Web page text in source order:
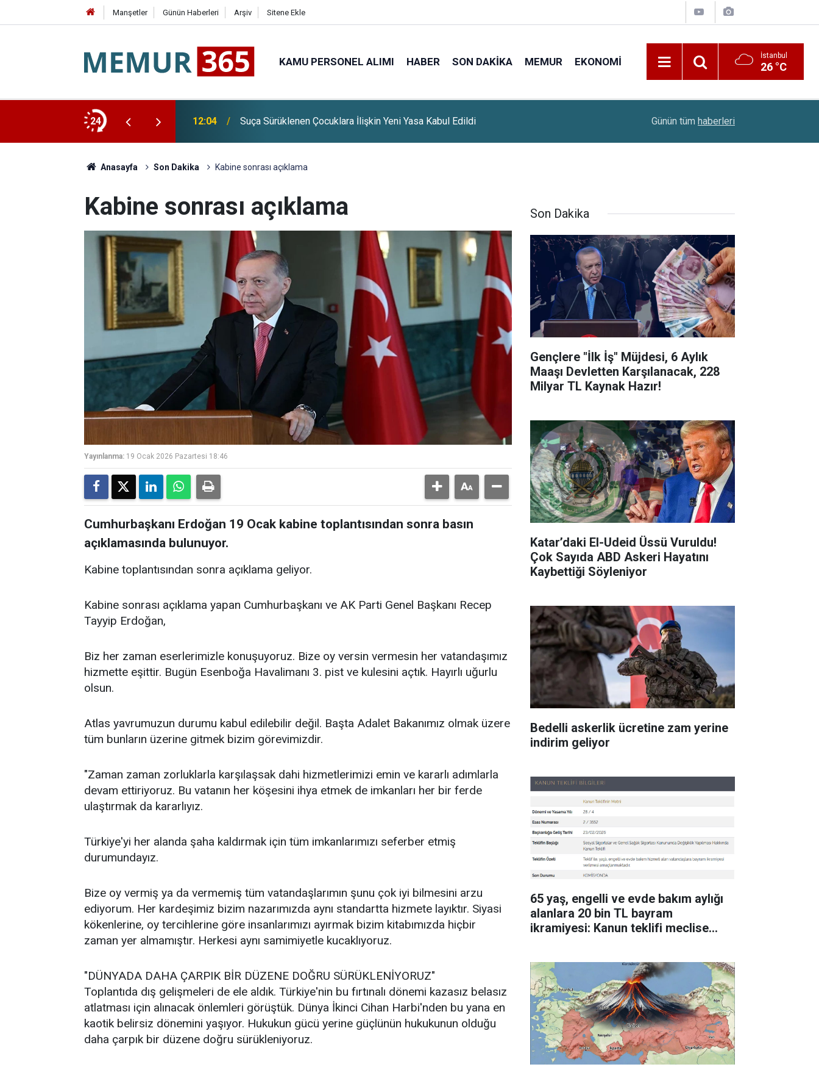
Manşetler Günün Haberleri Arşiv Sitene Ekle
KAMU PERSONEL ALIMI HABER SON DAKIKA MEMUR EKONOMI İstanbul
26 °C
24 12:04 Suça Sürüklenen Çocuklara İlişkin Yeni Yasa Kabul Edildi Üniversite Tercihlerinde Son Gün Yarın
Günün tüm haberleri
Anasayfa Son Dakika Kabine sonrası açıklama
Kabine sonrası açıklama
Yayınlanma: 19 Ocak 2026 Pazartesi 18:46
Cumhurbaşkanı Erdoğan 19 Ocak kabine toplantısından sonra basın
açıklamasında bulunuyor.
Kabine toplantısından sonra açıklama geliyor.
Kabine sonrası açıklama yapan Cumhurbaşkanı ve AK Parti Genel Başkanı Recep
Tayyip Erdoğan,
Biz her zaman eserlerimizle konuşuyoruz. Bize oy versin vermesin her vatandaşımız
hizmette eşittir. Bugün Esenboğa Havalimanı 3. pist ve kulesini açtık. Hayırlı uğurlu
olsun.
Atlas yavrumuzun durumu kabul edilebilir değil. Başta Adalet Bakanımız olmak üzere
tüm bunların üzerine gitmek bizim görevimizdir.
"Zaman zaman zorluklarla karşılaşsak dahi hizmetlerimizi emin ve kararlı adımlarla
devam ettiriyoruz. Bu vatanın her köşesini ihya etmek de imkanları her bir ferde
ulaştırmak da kararlıyız.
Türkiye'yi her alanda şaha kaldırmak için tüm imkanlarımızı seferber etmiş
durumundayız.
Bize oy vermiş ya da vermemiş tüm vatandaşlarımın şunu çok iyi bilmesini arzu
ediyorum. Her kardeşimiz bizim nazarımızda aynı standartta hizmete layıktır. Siyasi
kökenlerine, oy tercihlerine göre insanlarımızı ayırmak bizim kitabımızda hiçbir
zaman yer almamıştır. Herkesi aynı samimiyetle kucaklıyoruz.
"DÜNYADA DAHA ÇARPIK BİR DÜZENE DOĞRU SÜRÜKLENİYORUZ"
Toplantıda dış gelişmeleri de ele aldık. Türkiye'nin bu fırtınalı dönemi kazasız belasız
atlatması için alınacak önlemleri görüştük. Dünya İkinci Cihan Harbi'nden bu yana en
kaotik belirsiz dönemini yaşıyor. Hukukun gücü yerine güçlünün hukukunun olduğu
daha çarpık bir düzene doğru sürükleniyoruz.
Son Dakika
Gençlere "İlk İş" Müjdesi, 6 Aylık
Maaşı Devletten Karşılanacak, 228
Milyar TL Kaynak Hazır!
Katar’daki El-Udeid Üssü Vuruldu!
Çok Sayıda ABD Askeri Hayatını
Kaybettiği Söyleniyor
Bedelli askerlik ücretine zam yerine
indirim geliyor
65 yaş, engelli ve evde bakım aylığı
alanlara 20 bin TL bayram
ikramiyesi: Kanun teklifi meclise